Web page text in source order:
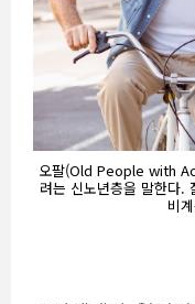
오팔(Old People with
려는 신노년층을 말한다.
비